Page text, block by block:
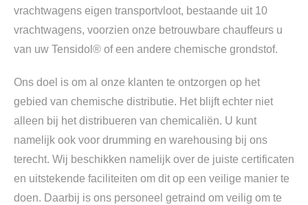
vrachtwagens eigen transportvloot, bestaande uit 10
vrachtwagens, voorzien onze betrouwbare chauffeurs u
van uw Tensidol® of een andere chemische grondstof.
Ons doel is om al onze klanten te ontzorgen op het
gebied van chemische distributie. Het blijft echter niet
alleen bij het distribueren van chemicaliën. U kunt
namelijk ook voor drumming en warehousing bij ons
terecht. Wij beschikken namelijk over de juiste certificaten
en uitstekende faciliteiten om dit op een veilige manier te
doen. Daarbij is ons personeel getraind om veilig om te